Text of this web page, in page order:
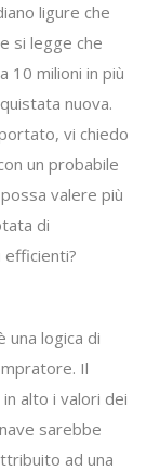
ligure che
si legge che
10 milioni in più
nuova.
vi chiedo
un probabile
valere più
di
una logica di
Il
alto i valori dei
sarebbe
ad una